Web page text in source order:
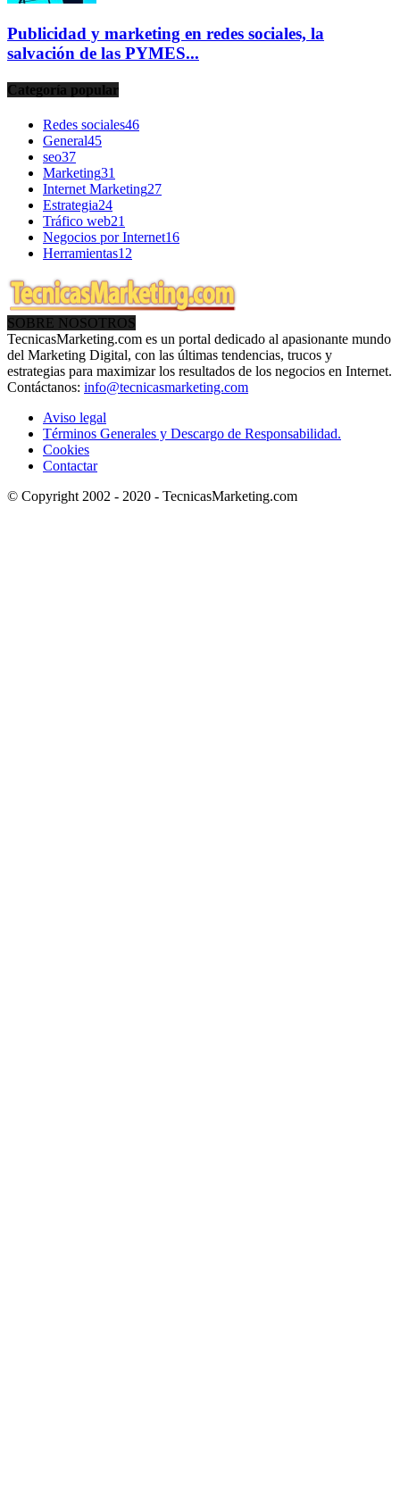
Publicidad y marketing en redes sociales, la
salvación de las PYMES...
Categoría popular
Redes sociales46
General45
seo37
Marketing31
Internet Marketing27
Estrategia24
Tráfico web21
Negocios por Internet16
Herramientas12
SOBRE NOSOTROS
TecnicasMarketing.com es un portal dedicado al apasionante mundo
del Marketing Digital, con las últimas tendencias, trucos y
estrategias para maximizar los resultados de los negocios en Internet.
Contáctanos: info@tecnicasmarketing.com
Aviso legal
Términos Generales y Descargo de Responsabilidad.
Cookies
Contactar
© Copyright 2002 - 2020 - TecnicasMarketing.com